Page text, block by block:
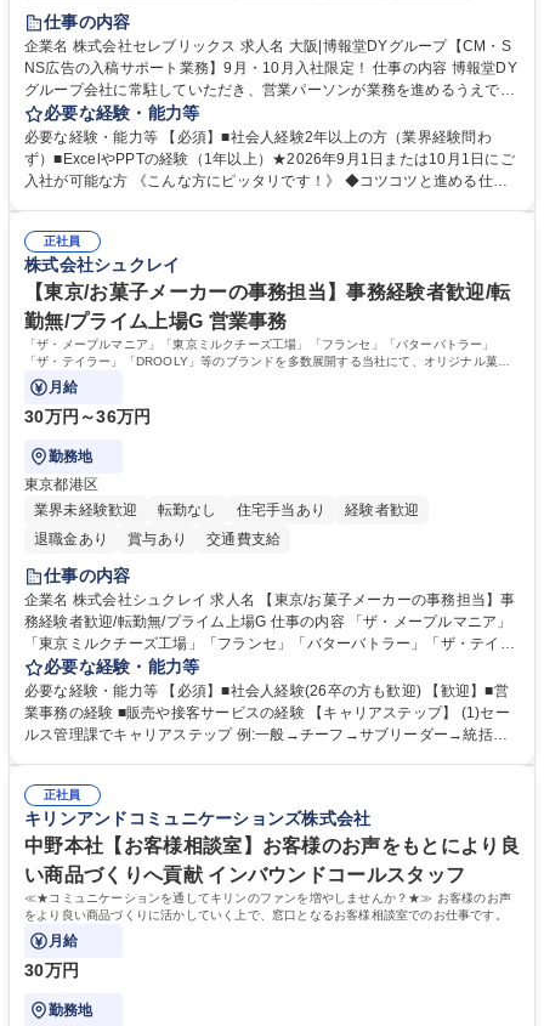
未経験者歓迎
完全週休2日制
交通費支給 駅近5分以内
仕事の内容
企業名 株式会社セレブリックス 求人名 大阪|博報堂DYグループ【CM・S
NS広告の入稿サポート業務】9月・10月入社限定！ 仕事の内容 博報堂DY
グループ会社に常駐していただき、営業パーソンが業務を進めるうえで発
生する業務を幅広くサポートとしてテレビCMやSNS広告の入稿サポー
ト、進行管理等 部内アシスタントとしての業務をお任せします。 ◆得意
先との定例資料作成 ◆競合調査 ◆広告出稿の進行管理、確認 ◆広告出稿
後のデータ抽出と効果測定、資料作成 ◆TVCM放送枠の情報管理、不備確
ール対応 ◆常駐先に向けた事業拡大の提案 など 募集職種 大阪|博報堂DY
グループ【CM・SNS広告の入稿サポート業務】9月・10月入社限定！
必要な経験・能力等
必要な経験・能力等 【必須】■社会人経験2年以上の方（業界経験問わ
ず）■ExcelやPPTの経験（1年以上）★2026年9月1日または10月1日にご
入社が可能な方 《こんな方にピッタリです！》 ◆コツコツと進める仕事
ャリア・スキルUPを目指したい方 学歴・資格 学歴：大学院 大学 高専 短
大 専修学校 高校 語学力： 資格：
正社員
株式会社シュクレイ
【東京/お菓子メーカーの事務担当】事務経験者歓迎/転
勤無/プライム上場G 営業事務
「ザ・メープルマニア」「東京ミルクチーズ工場」「フランセ」「バターバトラー」
「ザ・テイラー」「DROOLY」等のブランドを多数展開する当社にて、オリジナル菓子
ブランド商品の事務業務をお任せいたします。
月給
30万円～36万円
勤務地
東京都港区
業界未経験歓迎
転勤なし 住宅手当あり
経験者歓迎
退職金あり
賞与あり 交通費支給
仕事の内容
企業名 株式会社シュクレイ 求人名 【東京/お菓子メーカーの事務担当】事
務経験者歓迎/転勤無/プライム上場G 仕事の内容 「ザ・メープルマニア」
「東京ミルクチーズ工場」「フランセ」「バターバトラー」「ザ・テイラ
ー」「DROOLY」等のブランドを多数展開する当社にて、オリジナル菓子
ブランド商品の事務業務をお任せいたします。 【具体的な業務内容】 ■店
舗からの発注受付/PC入力業務 ■受電対応(社内/社外) ■商品のマスター登
録 ■日々の売上抽出・報告 ■提携企業への書類送付業務 ■契約書管理業務
必要な経験・能力等
必要な経験・能力等 【必須】■社会人経験(26卒の方も歓迎) 【歓迎】■営
業事務の経験 ■販売や接客サービスの経験 【キャリアステップ】 (1)セー
ルス管理課でキャリアステップ 例:一般→チーフ→サブリーダー→統括リ
や個別面談を通してご自身のキャリアと向き合っていただき、会社として
もバックアップしていきます。 学歴・資格 学歴：大学院 大学 高専 短大
専修学校 高校 語学力： 資格：
正社員
キリンアンドコミュニケーションズ株式会社
中野本社【お客様相談室】お客様のお声をもとにより良
い商品づくりへ貢献 インバウンドコールスタッフ
≪★コミュニケーションを通してキリンのファンを増やしませんか？★≫ お客様のお声
をより良い商品づくりに活かしていく上で、窓口となるお客様相談室でのお仕事です。
月給
30万円
勤務地